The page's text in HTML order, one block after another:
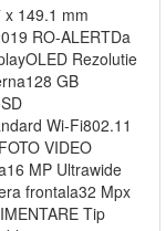
149.1 mm
RO-ALERTDa
Rezolutie
GB
Wi-Fi802.11
VIDEO
MP Ultrawide
frontala32 Mpx
Tip